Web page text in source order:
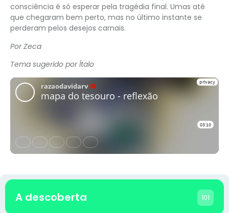
consciência é só esperar pela tragédia final. Umas até
que chegaram bem perto, mas no último instante se
perderam pelos desejos carnais.
Por Zeca
Tema sugerido por Ítalo
A descoberta 101